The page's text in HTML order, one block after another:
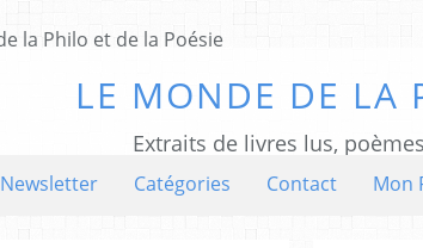
LE MONDE DE LA
Extraits de livres lus,
Newsletter Catégories Contact Mon